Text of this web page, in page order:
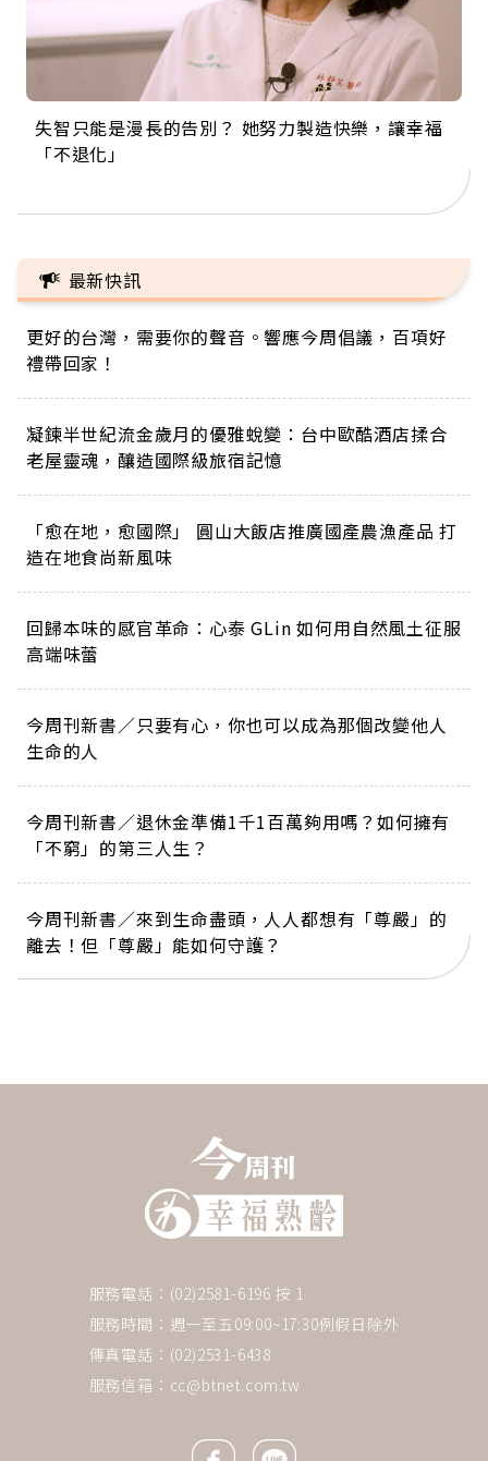
失智只能是漫長的告別？ 她努力製造快樂，讓幸福
「不退化」
來自剛果的巧克力神父 為台灣奉獻36年 「台灣是我
的家，我連作夢都講台語！」
63歲卸矽谷副總、搬回台灣找快樂！「蛋黃哥小
丑」走進安養院，逗樂上萬爺奶：退休後才開始真
104歲打破金氏世界紀錄 成為全球最年長羽球選
手，分享長壽的秘密原來是「這個」
事業巔峰他選擇追夢…黑手阿伯拉小提琴還登上小
巨蛋！連CNN都大讚！
最新快訊
更好的台灣，需要你的聲音。響應今周倡議，百項好
禮帶回家！
凝鍊半世紀流金歲月的優雅蛻變：台中歐酷酒店揉合
老屋靈魂，釀造國際級旅宿記憶
「愈在地，愈國際」 圓山大飯店推廣國產農漁產品 打
造在地食尚新風味
回歸本味的感官革命：心泰 GLin 如何用自然風土征服
高端味蕾
今周刊新書／只要有心，你也可以成為那個改變他人
生命的人
今周刊新書／退休金準備1千1百萬夠用嗎？如何擁有
「不窮」的第三人生？
今周刊新書／來到生命盡頭，人人都想有「尊嚴」的
離去！但「尊嚴」能如何守護？
服務電話：(02)2581-6196 按 1
服務時間：週一至五09:00~17:30例假日除外
傳真電話：(02)2531-6438
服務信箱： cc@btnet.com.tw
Facebook icon
Line icon